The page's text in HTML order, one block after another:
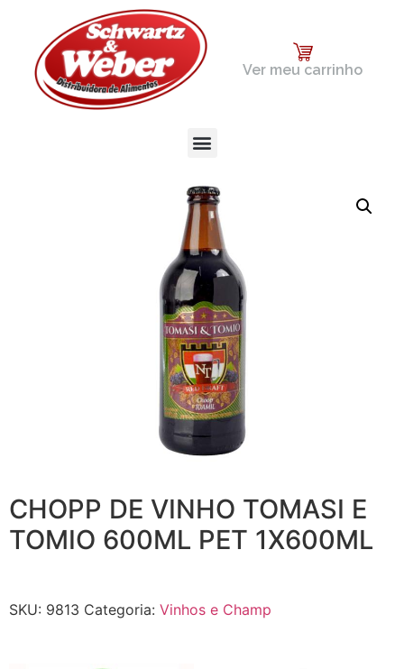
Ver meu carrinho
CHOPP DE VINHO TOMASI E
TOMIO 600ML PET 1X600ML
SKU: 9813 Categoria: Vinhos e Champ